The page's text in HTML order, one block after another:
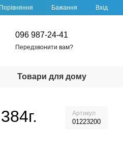
Порівняння Бажання Вхід
096 987-24-41
Передзвонити вам?
Товари для дому
Артикул
01223200